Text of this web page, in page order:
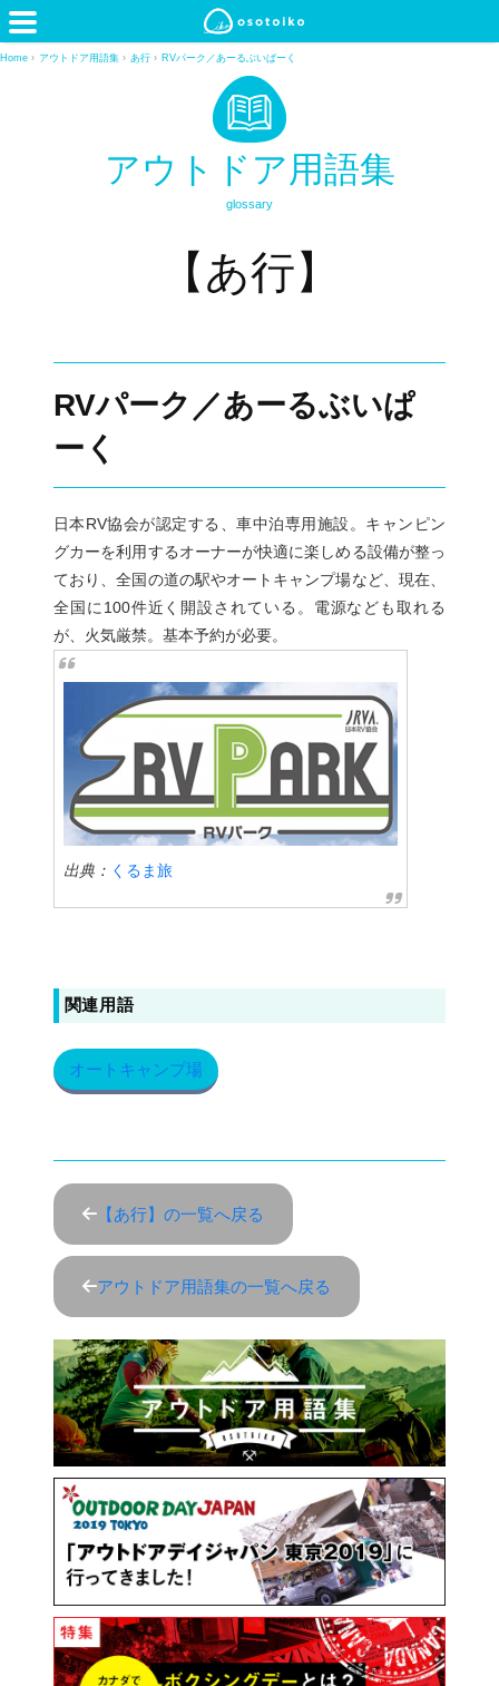
Home › アウトドア用語集 › あ行 › RVパーク／あーるぶいぱーく
アウトドア用語集
glossary
【あ行】
RVパーク／あーるぶいぱ
ーく
日本RV協会が認定する、車中泊専用施設。キャンピン
グカーを利用するオーナーが快適に楽しめる設備が整っ
ており、全国の道の駅やオートキャンプ場など、現在、
全国に100件近く開設されている。電源なども取れる
が、火気厳禁。基本予約が必要。
出典： くるま旅
関連用語
オートキャンプ場
【あ行】の一覧へ戻る
アウトドア用語集の一覧へ戻る